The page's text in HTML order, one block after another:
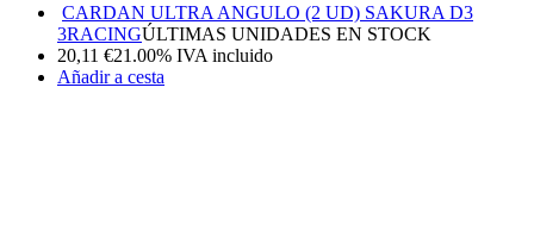
CARDAN ULTRA ANGULO (2 UD) SAKURA D3
3RACINGÚLTIMAS UNIDADES EN STOCK
20,11 €21.00% IVA incluido
Añadir a cesta